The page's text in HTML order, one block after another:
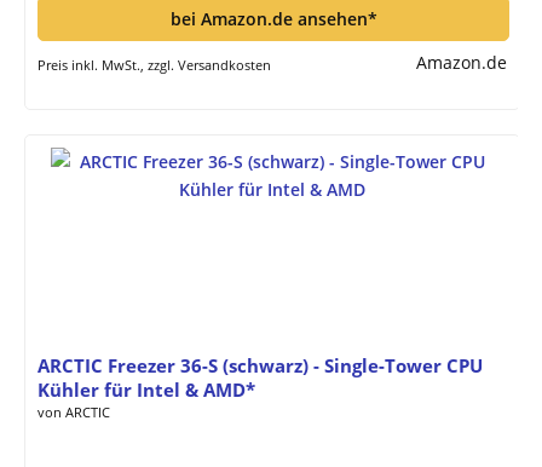
bei Amazon.de ansehen*
Preis inkl. MwSt., zzgl. Versandkosten Amazon.de
ARCTIC Freezer 36-S (schwarz) - Single-Tower CPU
Kühler für Intel & AMD*
von ARCTIC